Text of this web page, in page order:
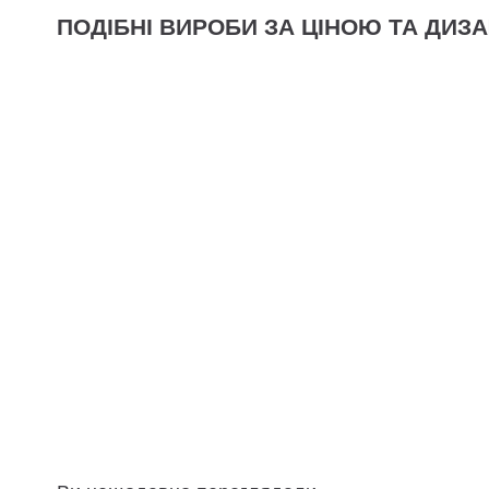
ПОДІБНІ ВИРОБИ ЗА ЦІНОЮ ТА